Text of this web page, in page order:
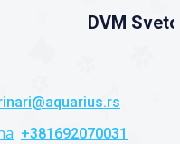
DVM
+381692070031